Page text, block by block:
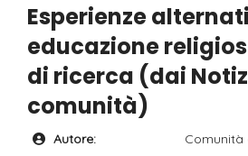
Esperienze
educazione
di ricerca (dai
comunità)
Autore:
Comunità